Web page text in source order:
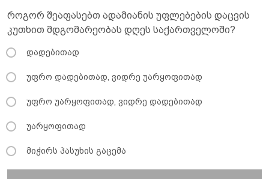
როგორ შეაფასებთ ადამიანის უფლებების დაცვის
კუთხით მდგომარეობას დღეს საქართველოში?
დადებითად
უფრო დადებითად, ვიდრე უარყოფითად
უფრო უარყოფითად, ვიდრე დადებითად
უარყოფითად
მიჭირს პასუხის გაცემა